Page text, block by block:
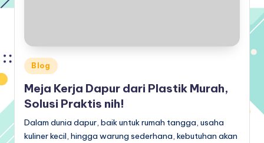
Posted
in
Blog
Meja Kerja Dapur dari Plastik Murah,
Solusi Praktis nih!
Dalam dunia dapur, baik untuk rumah tangga, usaha
kuliner kecil, hingga warung sederhana, kebutuhan akan